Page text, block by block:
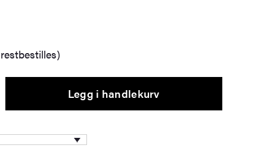
Legg i handlekurv